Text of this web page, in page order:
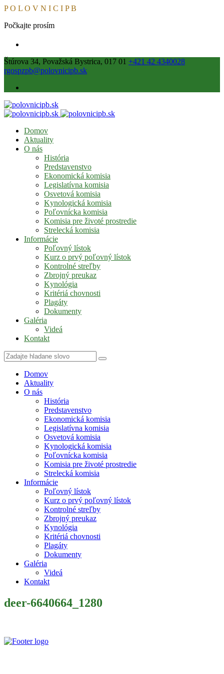
PO L O V N I C I PB
Počkajte prosím
Štúrova 34, Považská Bystrica, 017 01 +421 42 4340028
rgospzpb@polovnicipb.sk
Domov
Aktuality
O nás
História
Predstavenstvo
Ekonomická komisia
Legislatívna komisia
Osvetová komisia
Kynologická komisia
Poľovnícka komisia
Komisia pre životé prostredie
Strelecká komisia
Informácie
Poľovný lístok
Kurz o prvý poľovný lístok
Kontrolné streľby
Zbrojný preukaz
Kynológia
Kritériá chovnosti
Plagáty
Dokumenty
Galéria
Videá
Kontakt
Domov
Aktuality
O nás
História
Predstavenstvo
Ekonomická komisia
Legislatívna komisia
Osvetová komisia
Kynologická komisia
Poľovnícka komisia
Komisia pre životé prostredie
Strelecká komisia
Informácie
Poľovný lístok
Kurz o prvý poľovný lístok
Kontrolné streľby
Zbrojný preukaz
Kynológia
Kritériá chovnosti
Plagáty
Dokumenty
Galéria
Videá
Kontakt
deer-6640664_1280